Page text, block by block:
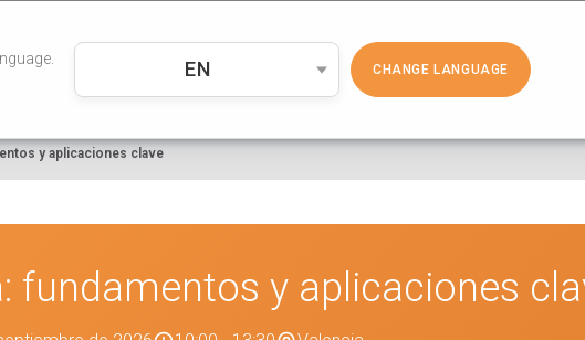
EN CHANGE LANGUAGE
COSMÉTICA
y aplicaciones clave
fundamentos y aplicaciones